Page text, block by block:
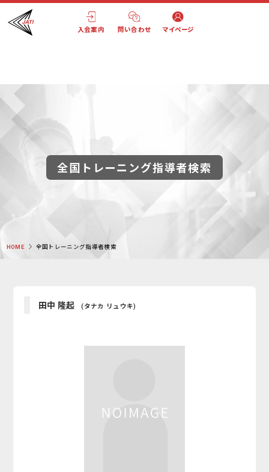
田中 隆起(タナカ リュウキ)
｜指導者検索｜JATI-日本トレーニング指導者協会" />
入会案内 問い合わせ マイページ
全国トレーニング指導者検索
HOME 全国トレーニング指導者検索
田中 隆起 (タナカ リュウキ)